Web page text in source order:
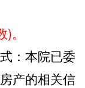
)。
：本院已委
产的相关信